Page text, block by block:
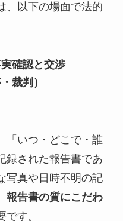
、以下の場面で法的
確認と交渉
裁判）
「いつ・どこで・誰
録された報告書であ
写真や日時不明の記
報告書の質にこだわ
です。